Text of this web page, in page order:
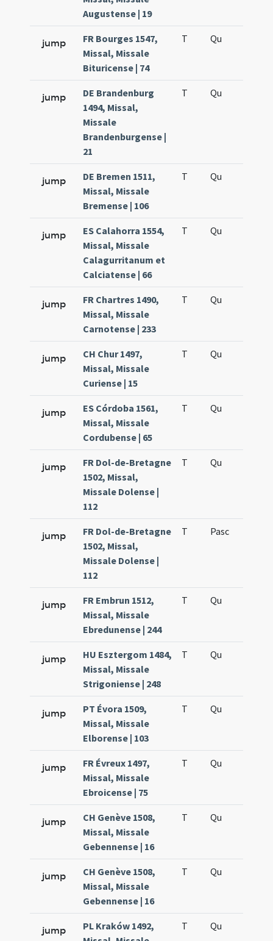
Augustense | 19
jump
FR Bourges 1547,
Missal, Missale
Bituricense | 74
T Qu
jump
DE Brandenburg
1494, Missal,
Missale
Brandenburgense |
21
T Qu
jump
DE Bremen 1511,
Missal, Missale
Bremense | 106
T Qu
jump
ES Calahorra 1554,
Missal, Missale
Calagurritanum et
Calciatense | 66
T Qu
jump
FR Chartres 1490,
Missal, Missale
Carnotense | 233
T Qu
jump
CH Chur 1497,
Missal, Missale
Curiense | 15
T Qu
jump
ES Córdoba 1561,
Missal, Missale
Cordubense | 65
T Qu
jump
FR Dol-de-Bretagne
1502, Missal,
Missale Dolense |
112
T Qu
jump
FR Dol-de-Bretagne
1502, Missal,
Missale Dolense |
112
T Pasc
jump
FR Embrun 1512,
Missal, Missale
Ebredunense | 244
T Qu
jump
HU Esztergom 1484,
Missal, Missale
Strigoniense | 248
T Qu
jump
PT Évora 1509,
Missal, Missale
Elborense | 103
T Qu
jump
FR Évreux 1497,
Missal, Missale
Ebroicense | 75
T Qu
jump
CH Genève 1508,
Missal, Missale
Gebennense | 16
T Qu
jump
CH Genève 1508,
Missal, Missale
Gebennense | 16
T Qu
jump
PL Kraków 1492,
T Qu